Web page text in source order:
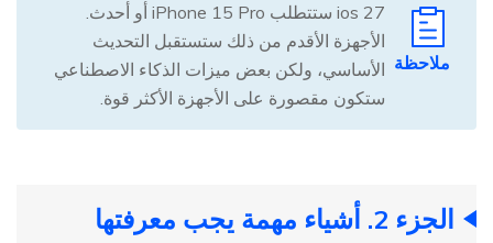
ملاحظة
ios 27 ستتطلب iPhone 15 Pro أو أحدث.
الأجهزة الأقدم من ذلك ستستقبل التحديث
الأساسي، ولكن بعض ميزات الذكاء الاصطناعي
ستكون مقصورة على الأجهزة الأكثر قوة.
الجزء 2. أشياء مهمة يجب معرفتها